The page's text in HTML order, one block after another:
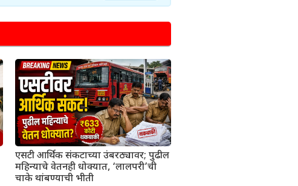
एसटी आर्थिक संकटाच्या उंबरठ्यावर; पुढील
महिन्याचे वेतनही धोक्यात, ‘लालपरी’ची
चाके थांबण्याची भीती